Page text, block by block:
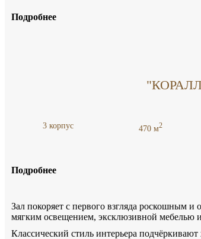
Подробнее
3 корпус 470 м2
Подробнее
Зал покоряет с первого взгляда роскошным
мягким освещением, эксклюзивной мебелью
Классический стиль интерьера